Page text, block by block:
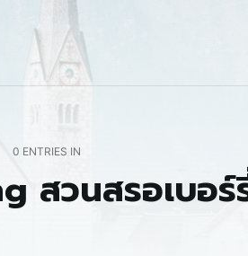
0 ENTRIES IN
สวนสรอเบอร์